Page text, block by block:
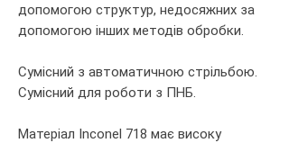
допомогою структур, недосяжних за
допомогою інших методів обробки.
Сумісний з автоматичною стрільбою.
Сумісний для роботи з ПНБ.
Матеріал Inconel 718 має високу